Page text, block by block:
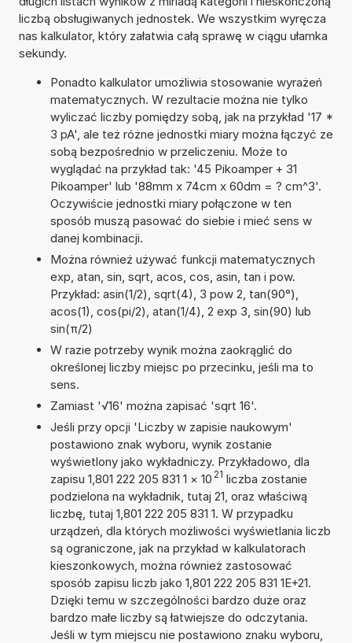
liczbą obsługiwanych jednostek. We wszystkim wyręcza
nas kalkulator, który załatwia całą sprawę w ciągu ułamka
sekundy.
Ponadto kalkulator umożliwia stosowanie wyrażeń
matematycznych. W rezultacie można nie tylko
wyliczać liczby pomiędzy sobą, jak na przykład '17 *
3 pA', ale też różne jednostki miary można łączyć ze
sobą bezpośrednio w przeliczeniu. Może to
wyglądać na przykład tak: '45 Pikoamper + 31
Pikoamper' lub '88mm x 74cm x 60dm = ? cm^3'.
Oczywiście jednostki miary połączone w ten
sposób muszą pasować do siebie i mieć sens w
danej kombinacji.
Można również używać funkcji matematycznych
exp, atan, sin, sqrt, acos, cos, asin, tan i pow.
Przykład: asin(1/2), sqrt(4), 3 pow 2, tan(90°),
acos(1), cos(pi/2), atan(1/4), 2 exp 3, sin(90) lub
sin(π/2)
W razie potrzeby wynik można zaokrąglić do
określonej liczby miejsc po przecinku, jeśli ma to
sens.
Zamiast '√16' można zapisać 'sqrt 16'.
Jeśli przy opcji 'Liczby w zapisie naukowym'
postawiono znak wyboru, wynik zostanie
wyświetlony jako wykładniczy. Przykładowo, dla
zapisu 1,801 222 205 831 1 × 10 21 liczba zostanie
podzielona na wykładnik, tutaj 21, oraz właściwą
liczbę, tutaj 1,801 222 205 831 1. W przypadku
urządzeń, dla których możliwości wyświetlania liczb
są ograniczone, jak na przykład w kalkulatorach
kieszonkowych, można również zastosować
sposób zapisu liczb jako 1,801 222 205 831 1E+21.
Dzięki temu w szczególności bardzo duże oraz
bardzo małe liczby są łatwiejsze do odczytania.
Jeśli w tym miejscu nie postawiono znaku wyboru,